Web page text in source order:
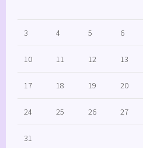
3 4 5 6
10 11 12 13
17 18 19 20
24 25 26 27
31